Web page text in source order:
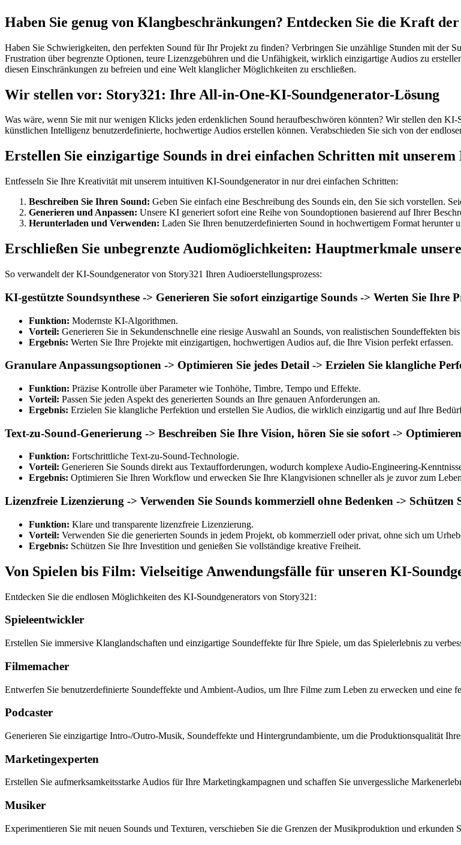
Haben Sie genug von Klangbeschränkungen? Entdecken Sie die Kraft
Haben Sie Schwierigkeiten, den perfekten Sound für Ihr Projekt zu finden? Verbringen Sie unzählige Stunden mit der
Frustration über begrenzte Optionen, teure Lizenzgebühren und die Unfähigkeit, wirklich einzigartige Audios zu
diesen Einschränkungen zu befreien und eine Welt klanglicher Möglichkeiten zu erschließen.
Wir stellen vor: Story321: Ihre All-in-One-KI-Soundgenerator-Lösung
Was wäre, wenn Sie mit nur wenigen Klicks jeden erdenklichen Sound heraufbeschwören könnten? Wir stellen den
künstlichen Intelligenz benutzerdefinierte, hochwertige Audios erstellen können. Verabschieden Sie sich von der
Erstellen Sie einzigartige Sounds in drei einfachen Schritten mit
Entfesseln Sie Ihre Kreativität mit unserem intuitiven KI-Soundgenerator in nur drei einfachen Schritten:
Beschreiben Sie Ihren Sound: Geben Sie einfach eine Beschreibung des Sounds ein, den Sie sich vorstellen.
Generieren und Anpassen: Unsere KI generiert sofort eine Reihe von Soundoptionen basierend auf Ihrer
Herunterladen und Verwenden: Laden Sie Ihren benutzerdefinierten Sound in hochwertigem Format herunter
Erschließen Sie unbegrenzte Audiomöglichkeiten: Hauptmerkmale
So verwandelt der KI-Soundgenerator von Story321 Ihren Audioerstellungsprozess:
KI-gestützte Soundsynthese -> Generieren Sie sofort einzigartige Sounds -> Werten Sie Ihre
Funktion: Modernste KI-Algorithmen.
Vorteil: Generieren Sie in Sekundenschnelle eine riesige Auswahl an Sounds, von realistischen Soundeffekten
Ergebnis: Werten Sie Ihre Projekte mit einzigartigen, hochwertigen Audios auf, die Ihre Vision perfekt erfassen.
Granulare Anpassungsoptionen -> Optimieren Sie jedes Detail -> Erzielen Sie klangliche
Funktion: Präzise Kontrolle über Parameter wie Tonhöhe, Timbre, Tempo und Effekte.
Vorteil: Passen Sie jeden Aspekt des generierten Sounds an Ihre genauen Anforderungen an.
Ergebnis: Erzielen Sie klangliche Perfektion und erstellen Sie Audios, die wirklich einzigartig und auf Ihre
Text-zu-Sound-Generierung -> Beschreiben Sie Ihre Vision, hören Sie sie sofort ->
Funktion: Fortschrittliche Text-zu-Sound-Technologie.
Vorteil: Generieren Sie Sounds direkt aus Textaufforderungen, wodurch komplexe Audio-Engineering-
Ergebnis: Optimieren Sie Ihren Workflow und erwecken Sie Ihre Klangvisionen schneller als je zuvor zum
Lizenzfreie Lizenzierung -> Verwenden Sie Sounds kommerziell ohne Bedenken -> Schützen
Funktion: Klare und transparente lizenzfreie Lizenzierung.
Vorteil: Verwenden Sie die generierten Sounds in jedem Projekt, ob kommerziell oder privat, ohne sich um
Ergebnis: Schützen Sie Ihre Investition und genießen Sie vollständige kreative Freiheit.
Von Spielen bis Film: Vielseitige Anwendungsfälle für unseren KI-
Entdecken Sie die endlosen Möglichkeiten des KI-Soundgenerators von Story321:
Spieleentwickler
Erstellen Sie immersive Klanglandschaften und einzigartige Soundeffekte für Ihre Spiele, um das Spielerlebnis zu
Filmemacher
Entwerfen Sie benutzerdefinierte Soundeffekte und Ambient-Audios, um Ihre Filme zum Leben zu erwecken und eine
Podcaster
Generieren Sie einzigartige Intro-/Outro-Musik, Soundeffekte und Hintergrundambiente, um die Produktionsqualität
Marketingexperten
Erstellen Sie aufmerksamkeitsstarke Audios für Ihre Marketingkampagnen und schaffen Sie unvergessliche
Musiker
Experimentieren Sie mit neuen Sounds und Texturen, verschieben Sie die Grenzen der Musikproduktion und erkunden